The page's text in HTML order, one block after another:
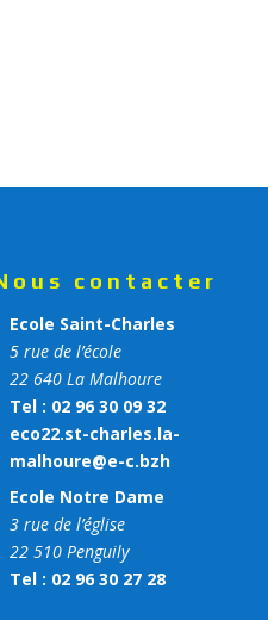
contacter
Ecole Saint-Charles
5 rue de l’école
22 640 La Malhoure
Tel : 02 96 30 09 32
eco22.st-charles.la-
malhoure@e-c.bzh
Ecole Notre Dame
3 rue de l’église
22 510 Penguily
Tel : 02 96 30 27 28